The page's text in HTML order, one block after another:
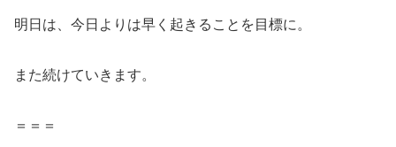
明日は、今日よりは早く起きることを目標に。
また続けていきます。
＝＝＝